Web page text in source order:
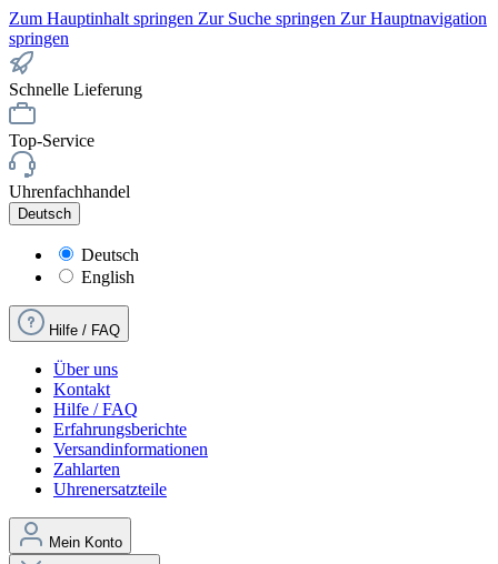
Zum Hauptinhalt springen Zur Suche springen Zur Hauptnavigation
springen
Schnelle Lieferung
Top-Service
Uhrenfachhandel
Deutsch
Deutsch
English
Hilfe / FAQ
Über uns
Kontakt
Hilfe / FAQ
Erfahrungsberichte
Versandinformationen
Zahlarten
Uhrenersatzteile
Mein Konto